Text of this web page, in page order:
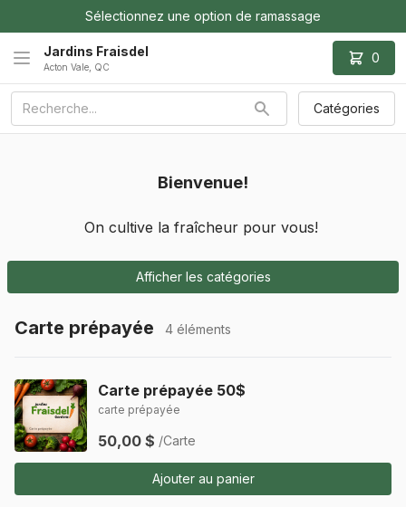
Sélectionnez une option de ramassage
Jardins Fraisdel
Acton Vale, QC
0
Catégories
Bienvenue!
On cultive la fraîcheur pour vous!
Afficher les catégories
Carte prépayée 4 éléments
Carte prépayée 50$
carte prépayée
50,00 $ /Carte
Ajouter au panier